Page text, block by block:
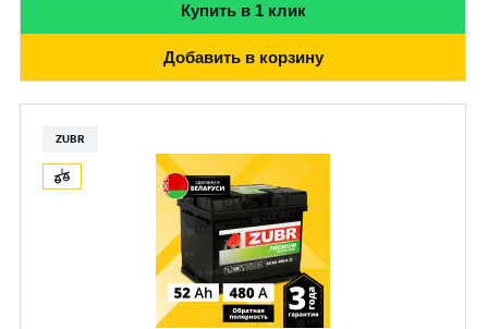
Купить в 1 клик
Добавить в корзину
ZUBR